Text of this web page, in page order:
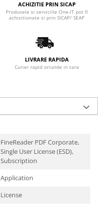
ACHIZITIE PRIN SICAP
Produsele si serviciile One-IT pot fi
achizitionate si prin SICAP/ SEAP
LIVRARE RAPIDA
Curier rapid oriunde in tara
FineReader PDF Corporate,
Single User License (ESD),
Subscription
Application
License